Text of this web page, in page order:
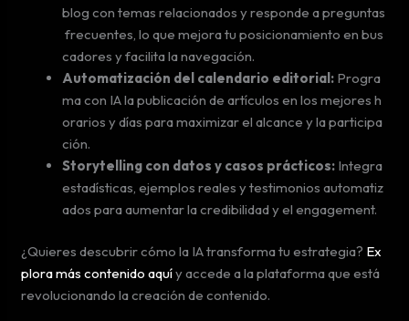
blog con temas relacionados y responde a preguntas
frecuentes, lo que mejora tu posicionamiento en bus
cadores y facilita la navegación.
Automatización del calendario editorial: Progra
ma con IA la publicación de artículos en los mejores h
orarios y días para maximizar el alcance y la participa
ción.
Storytelling con datos y casos prácticos: Integra
estadísticas, ejemplos reales y testimonios automatiz
ados para aumentar la credibilidad y el engagement.
¿Quieres descubrir cómo la IA transforma tu estrategia? Ex
plora más contenido aquíy accede a la plataforma que está
revolucionando la creación de contenido.